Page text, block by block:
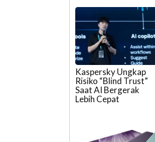
Kaspersky Ungkap
Risiko “Blind Trust”
Saat AI Bergerak
Lebih Cepat